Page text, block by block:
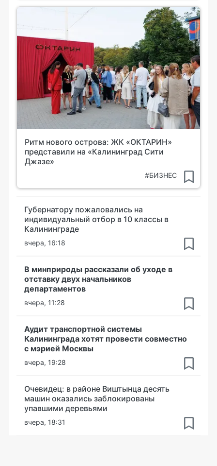
Ритм нового острова: ЖК «ОКТАРИН»
представили на «Калининград Сити
Джазе»
#БИЗНЕС
Губернатору пожаловались на
индивидуальный отбор в 10 классы в
Калининграде
вчера, 16:18
В минприроды рассказали об уходе в
отставку двух начальников
департаментов
вчера, 11:28
Аудит транспортной системы
Калининграда хотят провести совместно
с мэрией Москвы
вчера, 19:28
Очевидец: в районе Виштынца десять
машин оказались заблокированы
упавшими деревьями
вчера, 18:31